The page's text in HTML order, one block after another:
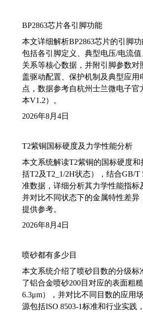
BP2863芯片各引脚功能
本文详细解析BP2863芯片的引脚功
包括各引脚定义、典型电压/电流
关系等核心数据，并附引脚参数对
盖驱动配置、保护机制及典型应用
点，数据参考自杭州士兰微电子官
本V1.2）。
2026年8月4日
T2紫铜国标硬度及力学性能分析
本文系统解读T2紫铜的国标硬度和
括T2及T2_1/2H状态），结合GB/T
准数据，详细分析其力学性能指标
并对比不同状态下的金属特性差异
提供参考。
2026年8月4日
喷砂都有多少目
本文系统介绍了喷砂目数的分级标
了铝合金喷砂200目对应的表面粗
6.3μm），并对比不同目数的应用
源包括ISO 8503-1标准和行业实践